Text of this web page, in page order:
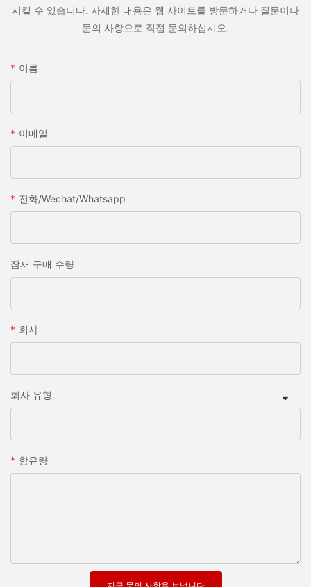
시킬 수 있습니다. 자세한 내용은 웹 사이트를 방문하거나 질문이나
문의 사항으로 직접 문의하십시오.
이름
이메일
전화/wechat/whatsapp
잠재 구매 수량
회사
회사 유형
함유량